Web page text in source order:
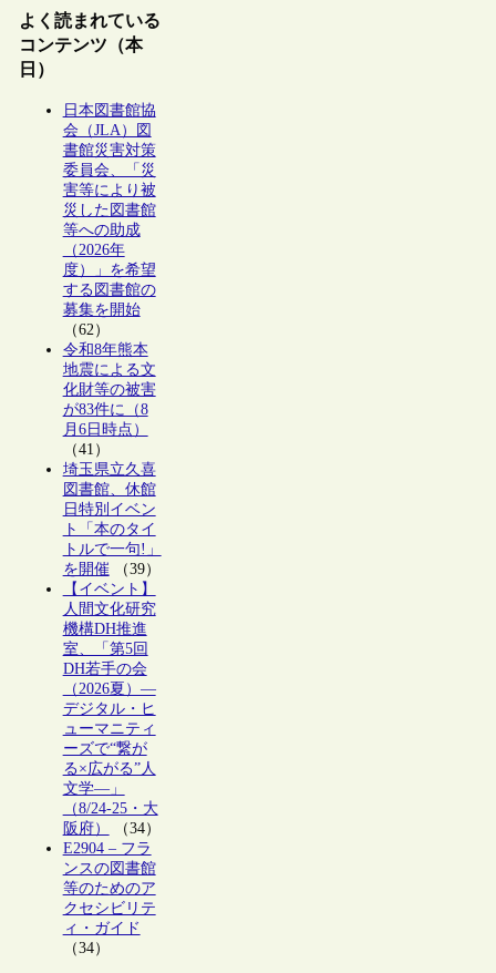
よく読まれている
コンテンツ（本
日）
日本図書館協
会（JLA）図
書館災害対策
委員会、「災
害等により被
災した図書館
等への助成
（2026年
度）」を希望
する図書館の
募集を開始
（62）
令和8年熊本
地震による文
化財等の被害
が83件に（8
月6日時点）
（41）
埼玉県立久喜
図書館、休館
日特別イベン
ト「本のタイ
トルで一句!」
を開催（39）
【イベント】
人間文化研究
機構DH推進
室、「第5回
DH若手の会
（2026夏）―
デジタル・ヒ
ューマニティ
ーズで“繋が
る×広がる”人
文学―」
（8/24-25・大
阪府）
（34）
E2904 – フラ
ンスの図書館
等のためのア
クセシビリテ
ィ・ガイド
（34）